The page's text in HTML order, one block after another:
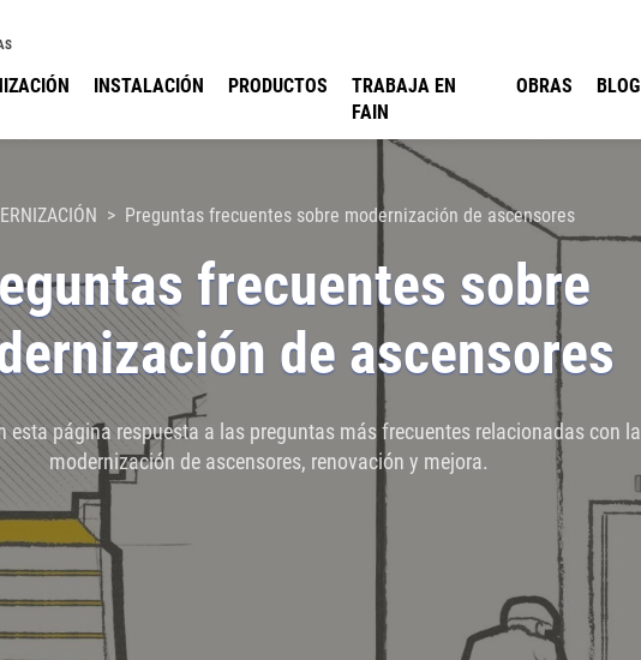
INSTALACIÓN PRODUCTOS
TRABAJA EN
FAIN
OBRAS BLOG
Preguntas frecuentes sobre modernización de ascensores
frecuentes sobre
de ascensores
esta página respuesta a las preguntas más frecuentes relacionadas con la
modernización de ascensores, renovación y mejora.